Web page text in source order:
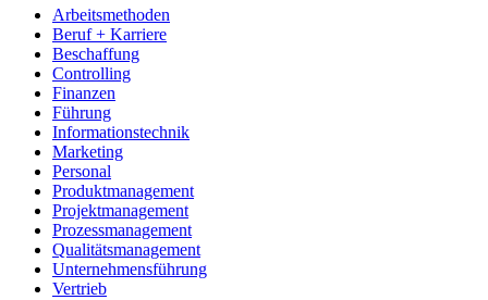
Arbeitsmethoden
Beruf + Karriere
Beschaffung
Controlling
Finanzen
Führung
Informationstechnik
Marketing
Personal
Produktmanagement
Projektmanagement
Prozessmanagement
Qualitätsmanagement
Unternehmensführung
Vertrieb